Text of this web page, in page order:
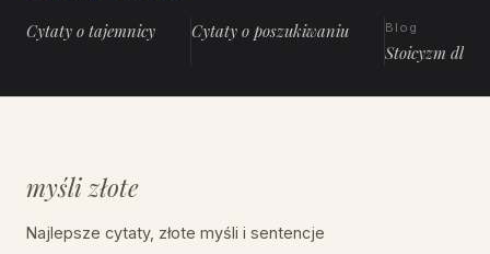
Cytaty o tajemnicy Cytaty o poszukiwaniu Blog
Stoicyzm dla
myśli złote
Najlepsze cytaty, złote myśli i sentencje